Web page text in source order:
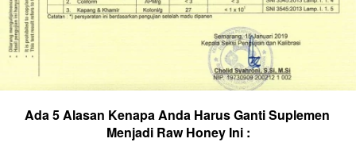
Ada 5 Alasan Kenapa Anda Harus Ganti Suplemen
Menjadi Raw Honey Ini :